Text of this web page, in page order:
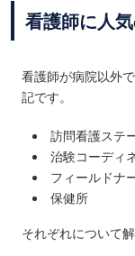
看護師に人
看護師が病院以外
記です。
訪問看護ステ
治験コーディ
フィールドナ
保健所
それぞれについて